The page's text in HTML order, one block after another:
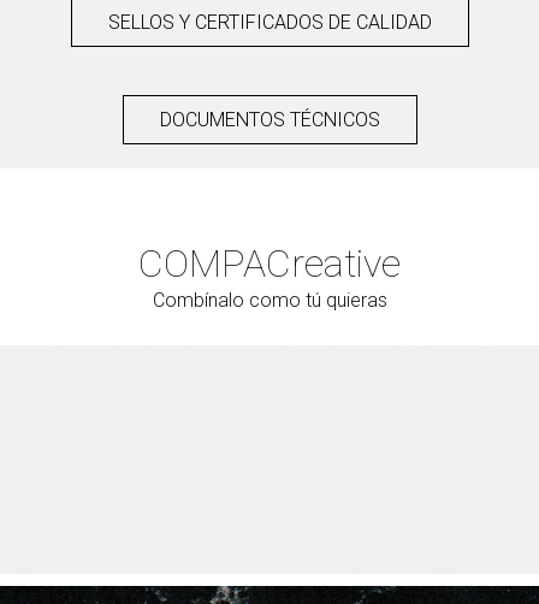
SELLOS Y CERTIFICADOS DE CALIDAD
DOCUMENTOS TÉCNICOS
COMPACreative
Combínalo como tú quieras